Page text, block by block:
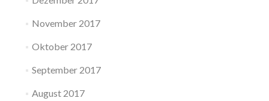
November 2017
Oktober 2017
September 2017
August 2017